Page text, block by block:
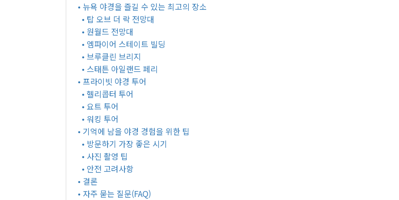
• 뉴욕 야경을 즐길 수 있는 최고의 장소
• 탑 오브 더 락 전망대
• 원월드 전망대
• 엠파이어 스테이트 빌딩
• 브루클린 브리지
• 스태튼 아일랜드 페리
• 프라이빗 야경 투어
• 헬리콥터 투어
• 요트 투어
• 워킹 투어
• 기억에 남을 야경 경험을 위한 팁
• 방문하기 가장 좋은 시기
• 사진 촬영 팁
• 안전 고려사항
• 결론
• 자주 묻는 질문(FAQ)